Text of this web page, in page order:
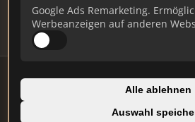
Google Ads Remarketing.
Werbeanzeigen auf anderen
Alle ablehnen
Auswahl
Profil beanspruchen